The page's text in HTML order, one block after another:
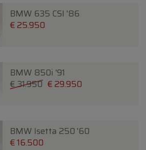
BMW 635 CSI '86
€ 25.950
BMW 850i '91
€ 31.950 € 29.950
BMW Isetta 250 '60
€ 16.500